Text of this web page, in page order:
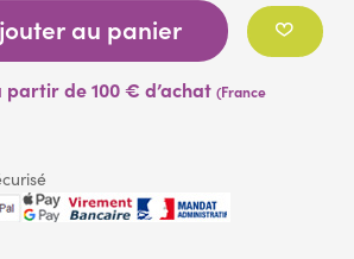
au panier
de 100 € d’achat (France